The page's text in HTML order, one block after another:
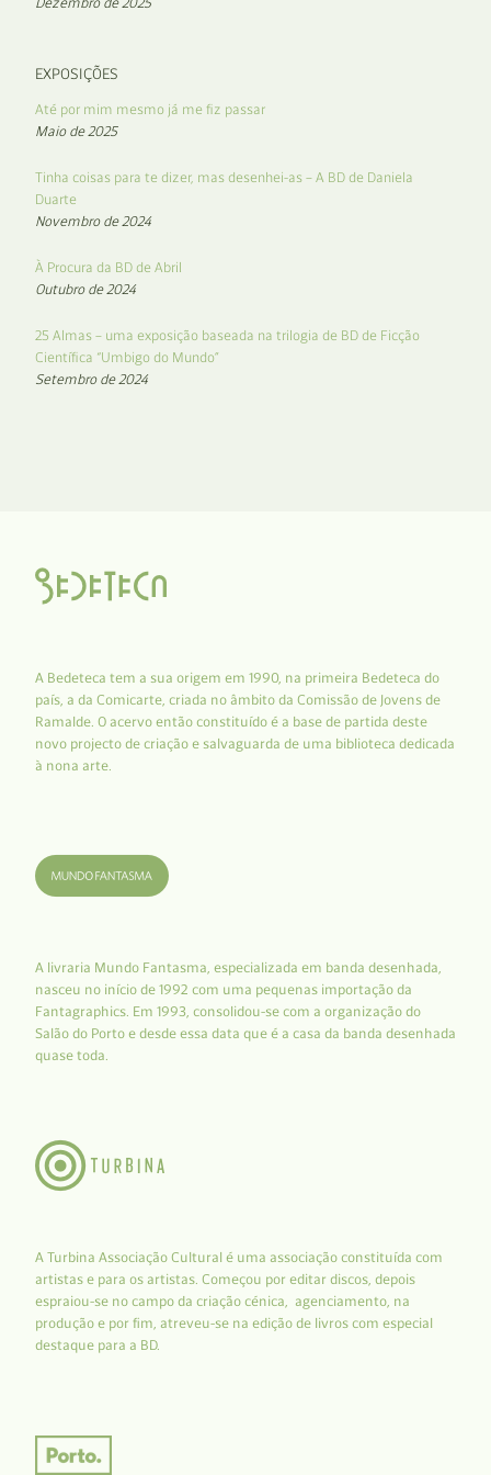
EXPOSIÇÕES
Até por mim mesmo já me fiz passar
Maio de 2025
Tinha coisas para te dizer, mas desenhei-as – A BD de Daniela
Duarte
Novembro de 2024
À Procura da BD de Abril
Outubro de 2024
25 Almas – uma exposição baseada na trilogia de BD de Ficção
Científica “Umbigo do Mundo”
Setembro de 2024
A Bedeteca tem a sua origem em 1990, na primeira Bedeteca do
país, a da Comicarte, criada no âmbito da Comissão de Jovens de
Ramalde. O acervo então constituído é a base de partida deste
novo projecto de criação e salvaguarda de uma biblioteca dedicada
à nona arte.
A livraria Mundo Fantasma, especializada em banda desenhada,
nasceu no início de 1992 com uma pequenas importação da
Fantagraphics. Em 1993, consolidou-se com a organização do
Salão do Porto e desde essa data que é a casa da banda desenhada
quase toda.
A Turbina Associação Cultural é uma associação constituída com
artistas e para os artistas. Começou por editar discos, depois
espraiou-se no campo da criação cénica, agenciamento, na
produção e por fim, atreveu-se na edição de livros com especial
destaque para a BD.